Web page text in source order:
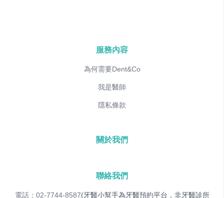
服務內容
為何需要Dent&Co
我是醫師
隱私條款
關於我們
聯絡我們
電話：02-7744-8587(牙醫小幫手為牙醫預約平台，非牙醫診所